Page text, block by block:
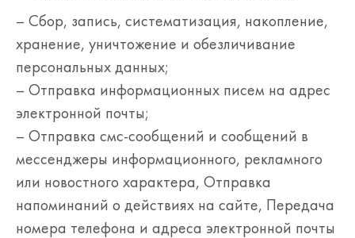
– Сбор, запись, систематизация, накопление,
хранение, уничтожение и обезличивание
персональных данных;
– Отправка информационных писем на адрес
электронной почты;
– Отправка смс-сообщений и сообщений в
мессенджеры информационного, рекламного
или новостного характера, Отправка
напоминаний о действиях на сайте, Передача
номера телефона и адреса электронной почты